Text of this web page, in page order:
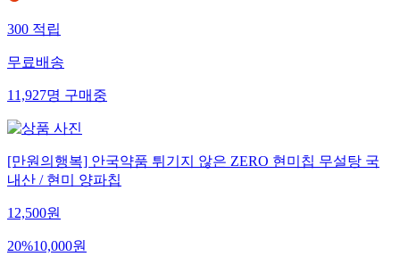
300적립
무료배송
11,927명구매중
[만원의행복] 안국약품 튀기지 않은 ZERO 현미칩 무설탕 국
내산 / 현미 양파칩
12,500원
20%10,000원